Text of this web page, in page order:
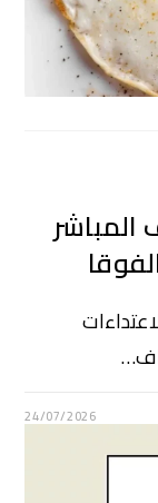
المباشر
24/07/2026